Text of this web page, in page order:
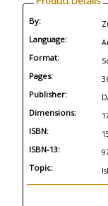
By:
Language:
Format:
Pages:
Publisher:
Dimensions:
ISBN:
ISBN-13:
Topic: